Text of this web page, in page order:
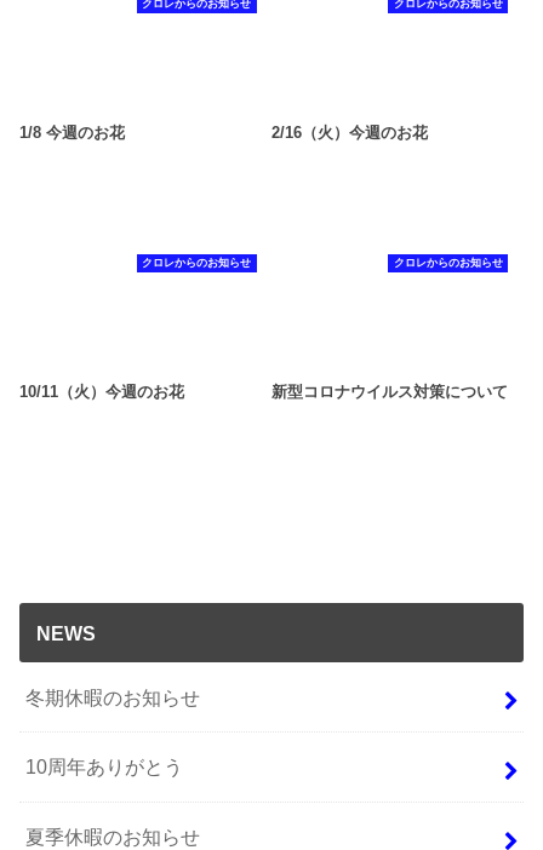
クロレからのお知らせ
1/8 今週のお花
クロレからのお知らせ
2/16（火）今週のお花
クロレからのお知らせ
10/11（火）今週のお花
クロレからのお知らせ
新型コロナウイルス対策について
NEWS
冬期休暇のお知らせ
10周年ありがとう
夏季休暇のお知らせ